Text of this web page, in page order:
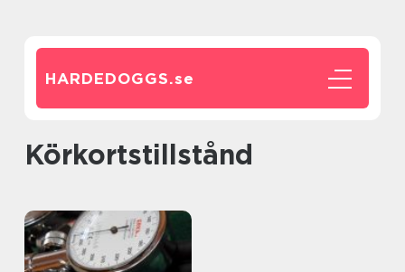
HARDEDOGGS.se
körkortstillstånd